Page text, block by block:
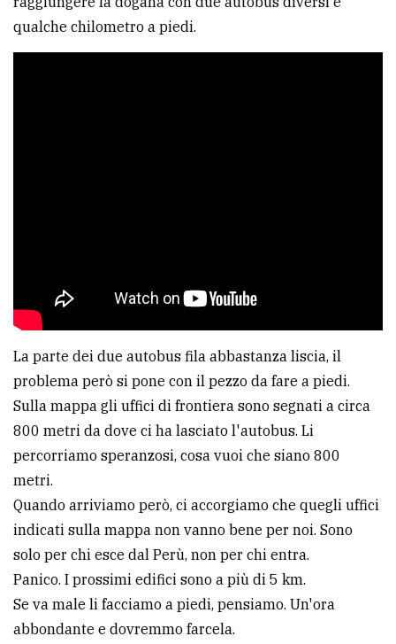
qualche chilometro a piedi.
La parte dei due autobus fila abbastanza liscia, il
problema però si pone con il pezzo da fare a piedi.
Sulla mappa gli uffici di frontiera sono segnati a circa
800 metri da dove ci ha lasciato l'autobus. Li
percorriamo speranzosi, cosa vuoi che siano 800
metri.
Quando arriviamo però, ci accorgiamo che quegli uffici
indicati sulla mappa non vanno bene per noi. Sono
solo per chi esce dal Perù, non per chi entra.
Panico. I prossimi edifici sono a più di 5 km.
Se va male li facciamo a piedi, pensiamo. Un'ora
abbondante e dovremmo farcela.